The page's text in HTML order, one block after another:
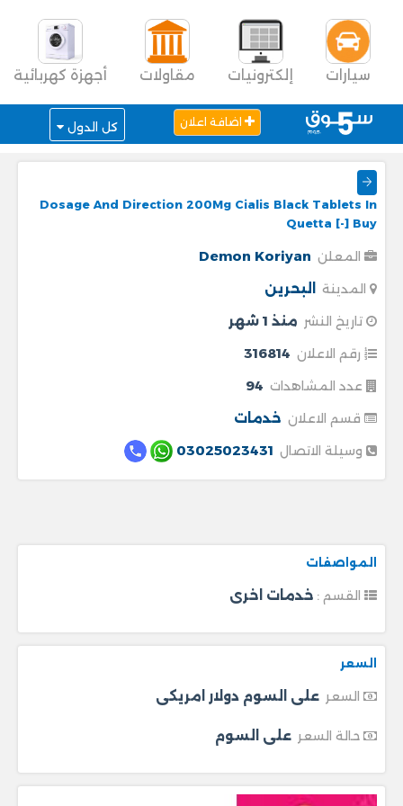
سيارات إلكترونيات مقاولات أجهزة كهربائية
اضافة اعلان كل الدول
Dosage And Direction 200Mg Cialis Black Tablets In
Quetta [-] Buy
المعلن Demon Koriyan
المدينة البحرين
تاريخ النشر منذ 1 شهر
رقم الاعلان 316814
عدد المشاهدات 94
قسم الاعلان خدمات
وسيلة الاتصال 03025023431
المواصفات
خدمات اخرى
السعر
السعر على السوم دولار امريكى
حالة السعر على السوم